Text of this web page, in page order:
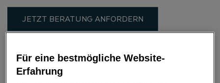
JETZT BERATUNG ANFORDERN
FINANZIERUNG
Für eine bestmögliche Website-
Erfahrung